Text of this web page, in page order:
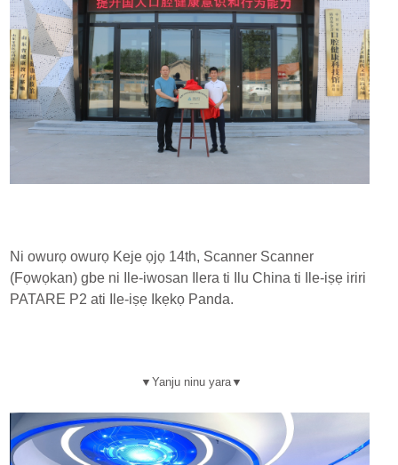
Ni owurọ owurọ Keje ọjọ 14th, Scanner Scanner
(Fọwọkan) gbe ni Ile-iwosan Ilera ti Ilu China ti Ile-iṣẹ iriri
PATARE P2 ati Ile-iṣẹ Ikẹkọ Panda.
▼ Yanju ninu yara▼